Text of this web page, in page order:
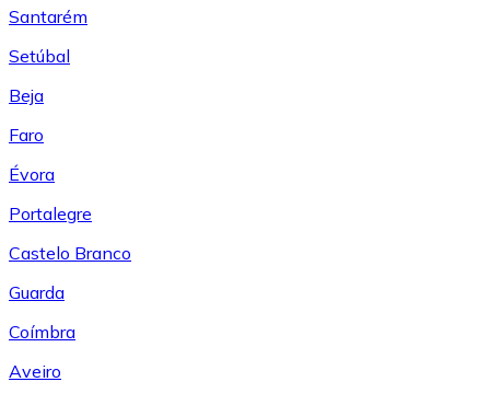
Santarém
Setúbal
Beja
Faro
Évora
Portalegre
Castelo Branco
Guarda
Coímbra
Aveiro